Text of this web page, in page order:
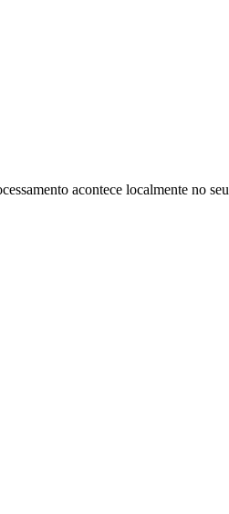
acontece localmente no seu